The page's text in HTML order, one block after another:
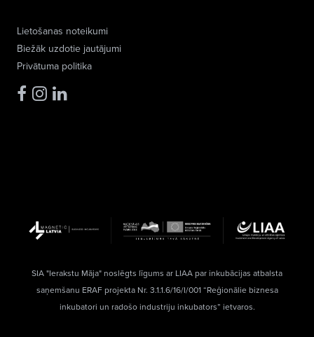
Lietošanas noteikumi
Biežāk uzdotie jautājumi
Privātuma politika
SIA "Ierakstu Māja" noslēgts līgums ar LIAA par inkubācijas atbalsta
saņemšanu ERAF projekta Nr. 3.1.1.6/16/I/001 “Reģionālie biznesa
inkubatori un radošo industriju inkubators” ietvaros.